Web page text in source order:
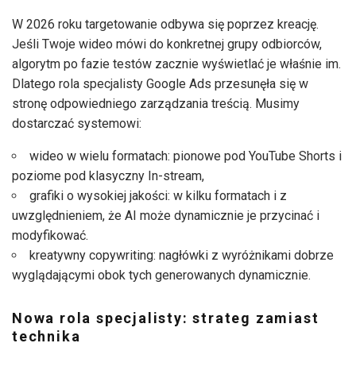
W 2026 roku targetowanie odbywa się poprzez kreację.
Jeśli Twoje wideo mówi do konkretnej grupy odbiorców,
algorytm po fazie testów zacznie wyświetlać je właśnie im.
Dlatego rola specjalisty Google Ads przesunęła się w
stronę odpowiedniego zarządzania treścią. Musimy
dostarczać systemowi:
wideo w wielu formatach: pionowe pod YouTube Shorts i
poziome pod klasyczny In-stream,
grafiki o wysokiej jakości: w kilku formatach i z
uwzględnieniem, że AI może dynamicznie je przycinać i
modyfikować.
kreatywny copywriting: nagłówki z wyróżnikami dobrze
wyglądającymi obok tych generowanych dynamicznie.
Nowa rola specjalisty: strateg zamiast
technika